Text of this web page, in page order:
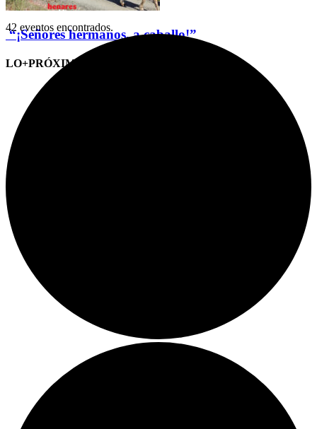
“¡Señores hermanos, a caballo!”
LO+PRÓXIMO (CITAS)
42 eventos encontrados.